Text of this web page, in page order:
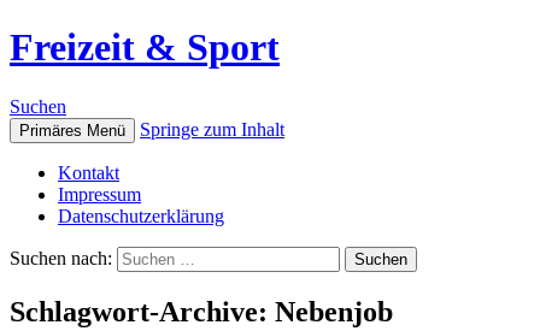
Freizeit & Sport
Suchen
Primäres Menü Springe zum Inhalt
Kontakt
Impressum
Datenschutzerklärung
Suchen nach:
Schlagwort-Archive: Nebenjob